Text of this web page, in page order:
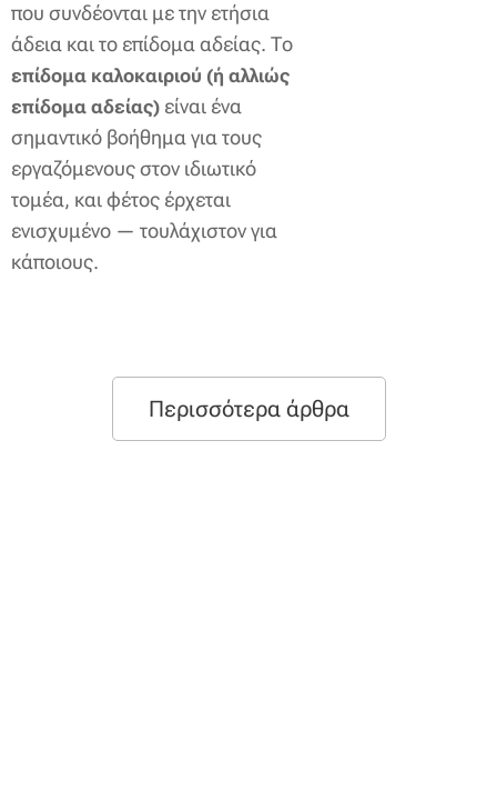
που συνδέονται με την ετήσια
άδεια και το επίδομα αδείας. Το
επίδομα καλοκαιριού (ή αλλιώς
επίδομα αδείας) είναι ένα
σημαντικό βοήθημα για τους
εργαζόμενους στον ιδιωτικό
τομέα, και φέτος έρχεται
ενισχυμένο — τουλάχιστον για
κάποιους.
Περισσότερα άρθρα